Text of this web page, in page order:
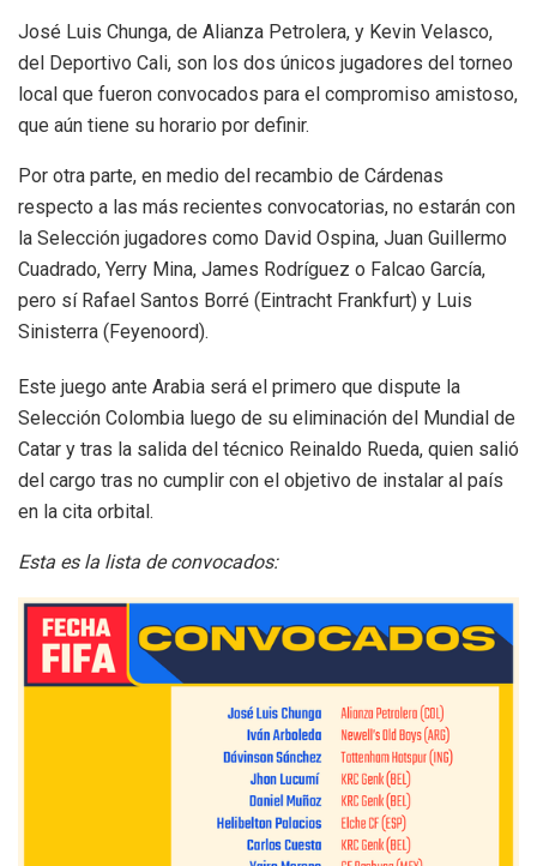
José Luis Chunga, de Alianza Petrolera, y Kevin Velasco,
del Deportivo Cali, son los dos únicos jugadores del torneo
local que fueron convocados para el compromiso amistoso,
que aún tiene su horario por definir.
Por otra parte, en medio del recambio de Cárdenas
respecto a las más recientes convocatorias, no estarán con
la Selección jugadores como David Ospina, Juan Guillermo
Cuadrado, Yerry Mina, James Rodríguez o Falcao García,
pero sí Rafael Santos Borré (Eintracht Frankfurt) y Luis
Sinisterra (Feyenoord).
Este juego ante Arabia será el primero que dispute la
Selección Colombia luego de su eliminación del Mundial de
Catar y tras la salida del técnico Reinaldo Rueda, quien salió
del cargo tras no cumplir con el objetivo de instalar al país
en la cita orbital.
Esta es la lista de convocados: